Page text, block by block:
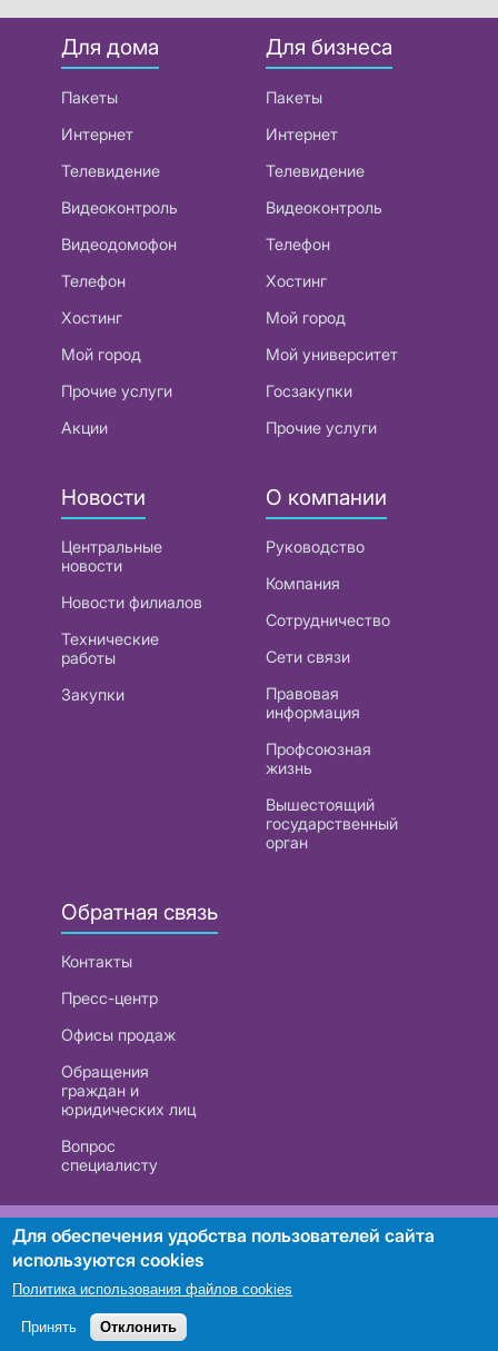
Для дома
Пакеты
Интернет
Телевидение
Видеоконтроль
Видеодомофон
Телефон
Хостинг
Мой город
Прочие услуги
Акции
Для бизнеса
Пакеты
Интернет
Телевидение
Видеоконтроль
Телефон
Хостинг
Мой город
Мой университет
Госзакупки
Прочие услуги
Новости
Центральные
новости
Новости филиалов
Технические
работы
Закупки
О компании
Руководство
Компания
Сотрудничество
Сети связи
Правовая
информация
Профсоюзная
жизнь
Вышестоящий
государственный
орган
Обратная связь
Контакты
Пресс-центр
Офисы продаж
Обращения
граждан и
юридических лиц
Вопрос
специалисту
РУП «Белтелеком». УНП 101007741
Поиск
Для обеспечения удобства пользователей сайта
используются cookies
Политика использования файлов cookies
Принять Отклонить